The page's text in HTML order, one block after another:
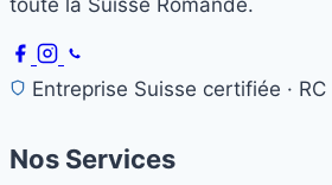
Entreprise Suisse certifiée ·
Nos Services